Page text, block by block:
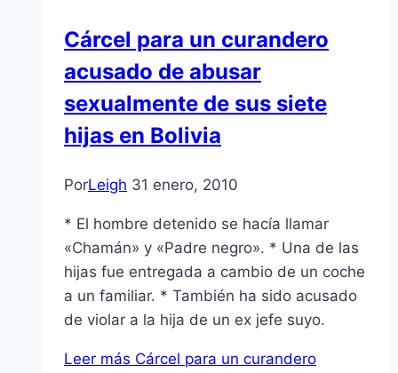
Cárcel para un curandero
acusado de abusar
sexualmente de sus siete
hijas en Bolivia
PorLeigh 31 enero, 2010
* El hombre detenido se hací­a llamar
«Chamán» y «Padre negro». * Una de las
hijas fue entregada a cambio de un coche
a un familiar. * También ha sido acusado
de violar a la hija de un ex jefe suyo.
Leer más Cárcel para un curandero